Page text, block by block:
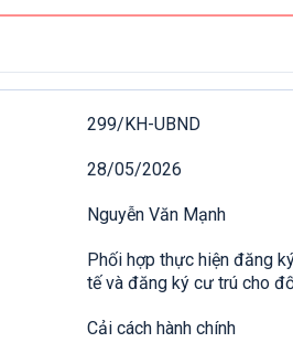
299/KH-UBND
28/05/2026
Nguyễn Văn Mạnh
Phối hợp thực hiện đăng
tế và đăng ký cư trú cho
Cải cách hành chính